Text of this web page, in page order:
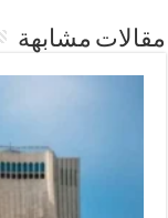
مقالات مشابهة